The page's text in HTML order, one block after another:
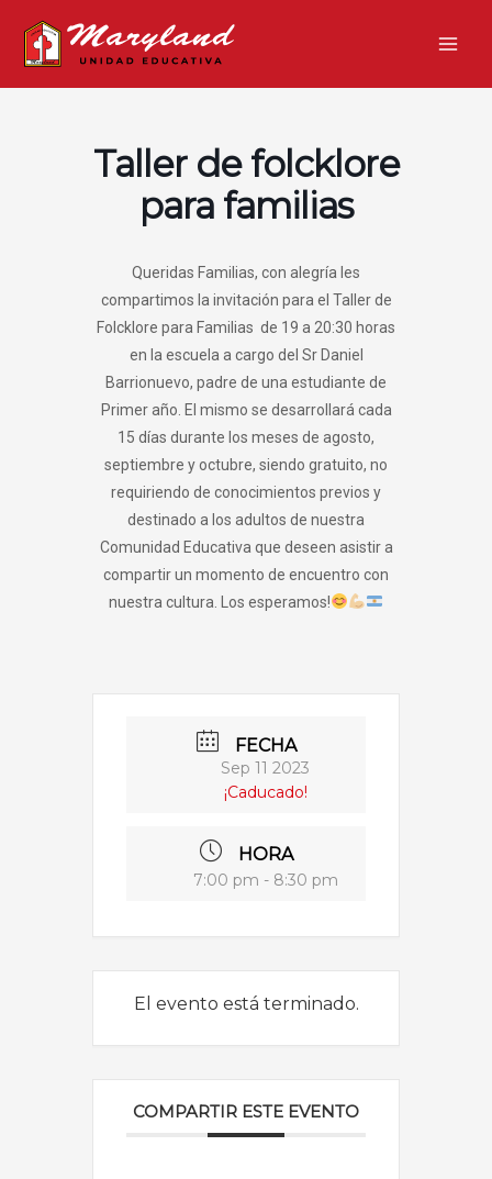
contenido
Taller de folcklore
para familias
Queridas Familias, con alegría les
compartimos la invitación para el Taller de
Folcklore para Familias de 19 a 20:30 horas
en la escuela a cargo del Sr Daniel
Barrionuevo, padre de una estudiante de
Primer año. El mismo se desarrollará cada
15 días durante los meses de agosto,
septiembre y octubre, siendo gratuito, no
requiriendo de conocimientos previos y
destinado a los adultos de nuestra
Comunidad Educativa que deseen asistir a
compartir un momento de encuentro con
nuestra cultura. Los esperamos!
FECHA
Sep 11 2023
¡Caducado!
HORA
7:00 pm - 8:30 pm
El evento está terminado.
COMPARTIR ESTE EVENTO